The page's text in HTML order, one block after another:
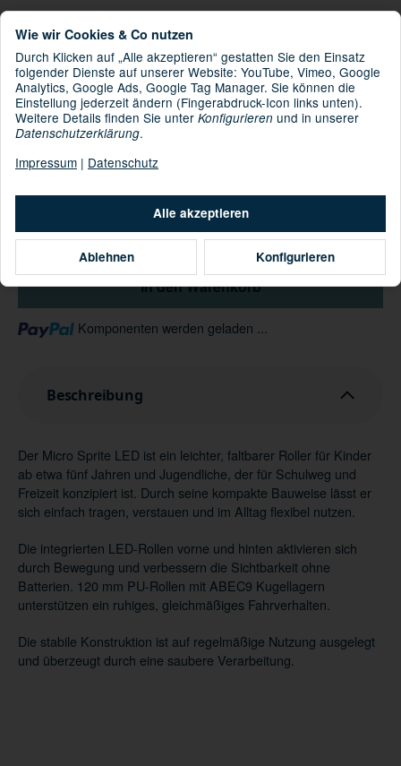
Hersteller/EU Verantwortliche Person
124,90 €
inkl. 19% USt. ,Versandkostenfreie Lieferung
Sofort verfügbar
Lieferdatum:11.08.2026 - 13.08.2026
abweichend)
Stk
In den Warenkorb
Loading... Komponenten werden geladen ...
Beschreibung
Der Micro Sprite LED ist ein leichter, faltbarer Roller für Kinder
ab etwa fünf Jahren und Jugendliche, der für Schulweg und
Freizeit konzipiert ist. Durch seine kompakte Bauweise lässt er
sich einfach tragen, verstauen und im Alltag flexibel nutzen.
Die integrierten LED-Rollen vorne und hinten aktivieren sich
durch Bewegung und verbessern die Sichtbarkeit ohne
Batterien. 120 mm PU-Rollen mit ABEC9 Kugellagern
unterstützen ein ruhiges, gleichmäßiges Fahrverhalten.
Die stabile Konstruktion ist auf regelmäßige Nutzung ausgelegt
und überzeugt durch eine saubere Verarbeitung.
Alle akzeptieren
Ablehnen Konfigurieren
Wie wir Cookies & Co nutzen
Durch Klicken auf „Alle akzeptieren“ gestatten Sie den Einsatz
folgender Dienste auf unserer Website: YouTube, Vimeo, Google
Analytics, Google Ads, Google Tag Manager. Sie können die
Einstellung jederzeit ändern (Fingerabdruck-Icon links unten).
Weitere Details finden Sie unter Konfigurieren und in unserer
Datenschutzerklärung.
Impressum | Datenschutz